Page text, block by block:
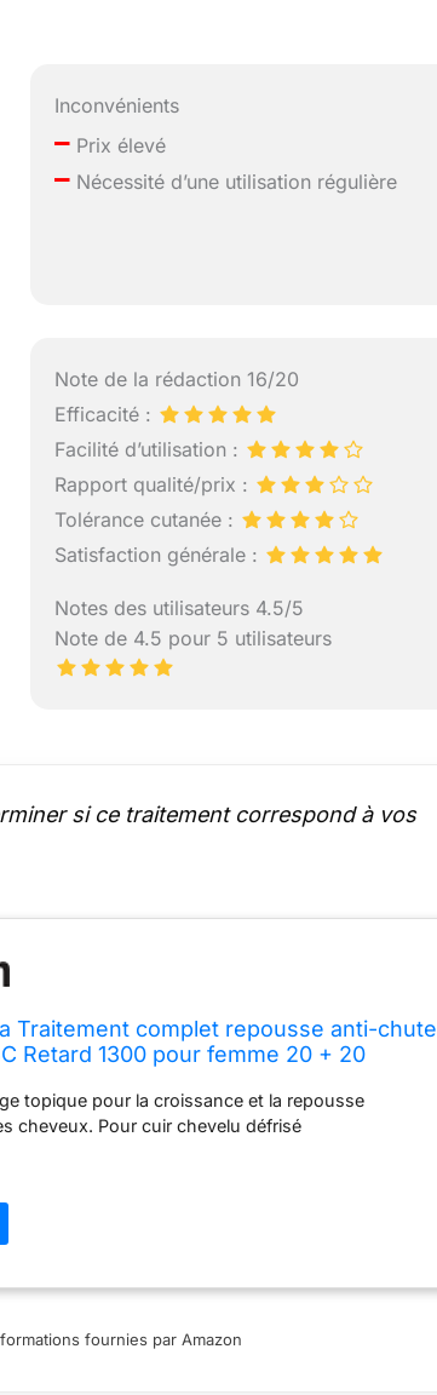
Inconvénients
– Prix élevé
– Nécessité d’une utilisation régulière
Note de la rédaction 16/20
Efficacité :
Facilité d’utilisation :
Rapport qualité/prix :
Tolérance cutanée :
Satisfaction générale :
Notes des utilisateurs 4.5/5
Note de 4.5 pour 5 utilisateurs
si ce traitement correspond à vos
Traitement complet repousse anti-chute
Retard 1300 pour femme 20 + 20
topique pour la croissance et la repousse
cheveux. Pour cuir chevelu défrisé
fournies par Amazon